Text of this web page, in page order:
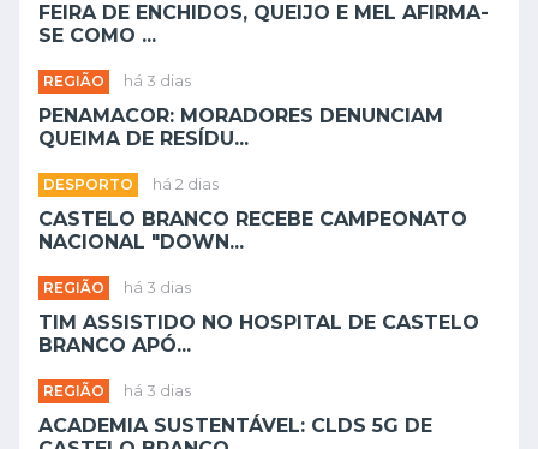
FEIRA DE ENCHIDOS, QUEIJO E MEL AFIRMA-
SE COMO ...
REGIÃO há 3 dias
PENAMACOR: MORADORES DENUNCIAM
QUEIMA DE RESÍDU...
DESPORTO há 2 dias
CASTELO BRANCO RECEBE CAMPEONATO
NACIONAL "DOWN...
REGIÃO há 3 dias
TIM ASSISTIDO NO HOSPITAL DE CASTELO
BRANCO APÓ...
REGIÃO há 3 dias
ACADEMIA SUSTENTÁVEL: CLDS 5G DE